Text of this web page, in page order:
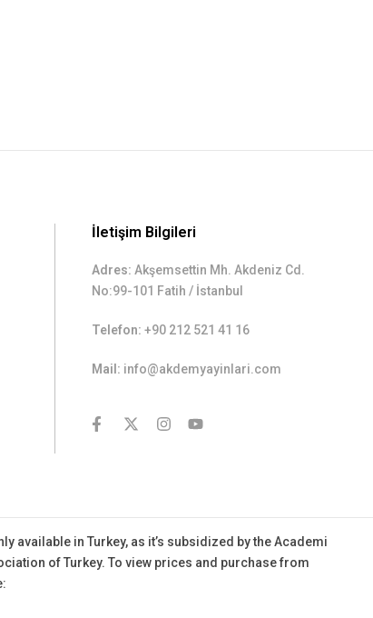
İletişim Bilgileri
Adres: Akşemsettin Mh. Akdeniz Cd.
No:99-101 Fatih / İstanbul
Telefon: +90 212 521 41 16
Mail: info@akdemyayinlari.com
available in Turkey, as it’s subsidized by the Academi
of Turkey. To view prices and purchase from